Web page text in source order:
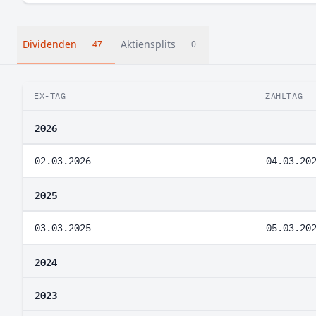
Dividenden 47 Aktiensplits 0
EX-TAG ZAHLTAG
2026
02.03.2026
2025
03.03.2025
2024
2023